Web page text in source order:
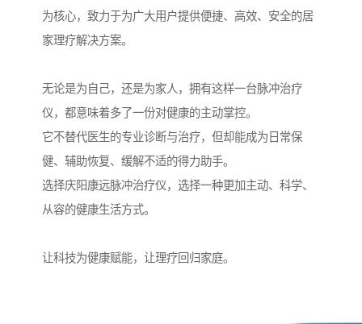
为核心，致力于为广大用户提供便捷、高效、安全的居
家理疗解决方案。
无论是为自己，还是为家人，拥有这样一台脉冲治疗
仪，都意味着多了一份对健康的主动掌控。
它不替代医生的专业诊断与治疗，但却能成为日常保
健、辅助恢复、缓解不适的得力助手。
选择庆阳康远脉冲治疗仪，选择一种更加主动、科学、
从容的健康生活方式。
让科技为健康赋能，让理疗回归家庭。